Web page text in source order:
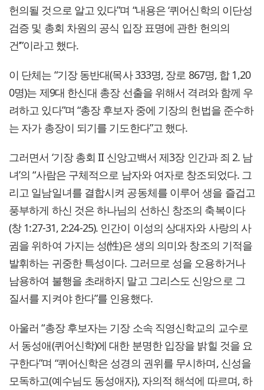
헌의될 것으로 알고 있다”며 “내용은 ‘퀴어신학의 이단성
검증 및 총회 차원의 공식 입장 표명에 관한 헌의의
건’”이라고 했다.
이 단체는 “기장 동반대(목사 333명, 장로 867명, 합 1,20
0명)는 제9대 한신대 총장 선출을 위해서 격려와 함께 우
려하고 있다”며 “총장 후보자 중에 기장의 헌법을 준수하
는 자가 총장이 되기를 기도한다”고 했다.
그러면서 ‘기장 총회 II 신앙고백서 제3장 인간과 죄 2. 남
녀’의 “사람은 구체적으로 남자와 여자로 창조되었다. 그
리고 일남일녀를 결합시켜 공동체를 이루어 생을 즐겁고
풍부하게 하신 것은 하나님의 선하신 창조의 축복이다
(창 1:27-31, 2:24-25). 인간이 이성의 상대자와 사랑의 사
귐을 위하여 가지는 성(性)은 생의 의미와 창조의 기적을
발휘하는 귀중한 특성이다. 그러므로 성을 오용하거나
남용하여 불행을 초래하지 말고 그리스도 신앙으로 그
질서를 지켜야 한다”를 인용했다.
아울러 “총장 후보자는 기장 소속 직영신학교의 교수로
서 동성애(퀴어신학)에 대한 분명한 입장을 밝힐 것을 요
구한다”며 “퀴어신학은 성경의 권위를 무시하며, 신성을
모독하고(예수님도 동성애자), 자의적 해석에 따르며, 하